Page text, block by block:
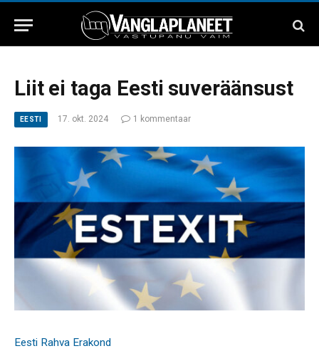
Liit ei taga Eesti suveräänsust
EESTI 17. okt. 2024 1 kommentaar
Eesti Rahva Erakond